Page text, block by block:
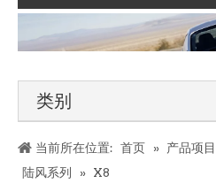
类别
当前所在位置: 首页 » 产品项目
陆风系列
» X8